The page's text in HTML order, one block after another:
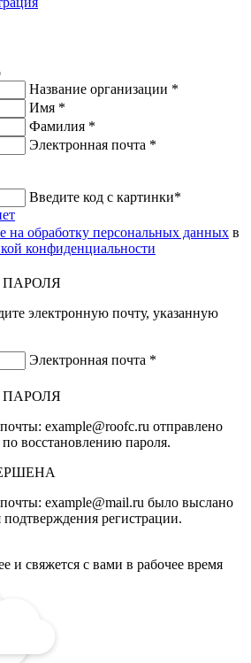
Название организации *
Имя *
Фамилия *
Электронная почта *
Введите код с картинки*
на обработку персональных данных в
конфиденциальности
электронную почту, указанную
Электронная почта *
example@roofc.ru отправлено
восстановлению пароля.
example@mail.ru было выслано
регистрации.
и свяжется с вами в рабочее время